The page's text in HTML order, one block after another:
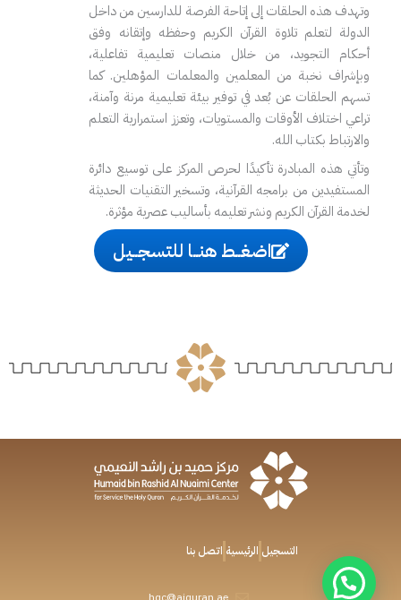
وتهدف هذه الحلقات إلى إتاحة الفرصة للدارسين من داخل
الدولة لتعلم تلاوة القرآن الكريم وحفظه وإتقانه وفق
أحكام التجويد، من خلال منصات تعليمية تفاعلية،
وبإشراف نخبة من المعلمين والمعلمات المؤهلين. كما
تسهم الحلقات عن بُعد في توفير بيئة تعليمية مرنة وآمنة،
تراعي اختلاف الأوقات والمستويات، وتعزز استمرارية التعلم
والارتباط بكتاب الله.
وتأتي هذه المبادرة تأكيدًا لحرص المركز على توسيع دائرة
المستفيدين من برامجه القرآنية، وتسخير التقنيات الحديثة
لخدمة القرآن الكريم ونشر تعليمه بأساليب عصرية مؤثرة.
اضغــط هنــا للتسجــيل
التسجيل الرئيسية اتصل بنا